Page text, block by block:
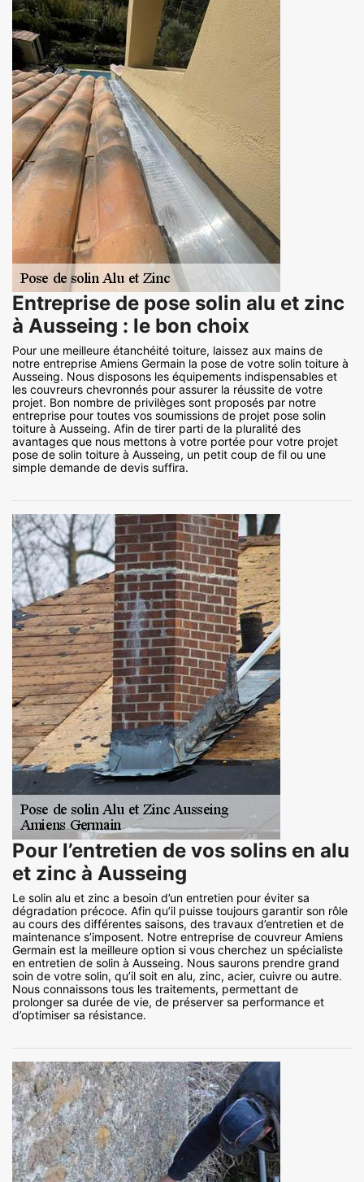
Entreprise de pose solin alu et zinc
à Ausseing : le bon choix
Pour une meilleure étanchéité toiture, laissez aux mains de
notre entreprise Amiens Germain la pose de votre solin toiture à
Ausseing. Nous disposons les équipements indispensables et
les couvreurs chevronnés pour assurer la réussite de votre
projet. Bon nombre de privilèges sont proposés par notre
entreprise pour toutes vos soumissions de projet pose solin
toiture à Ausseing. Afin de tirer parti de la pluralité des
avantages que nous mettons à votre portée pour votre projet
pose de solin toiture à Ausseing, un petit coup de fil ou une
simple demande de devis suffira.
Pour l’entretien de vos solins en alu
et zinc à Ausseing
Le solin alu et zinc a besoin d’un entretien pour éviter sa
dégradation précoce. Afin qu’il puisse toujours garantir son rôle
au cours des différentes saisons, des travaux d’entretien et de
maintenance s’imposent. Notre entreprise de couvreur Amiens
Germain est la meilleure option si vous cherchez un spécialiste
en entretien de solin à Ausseing. Nous saurons prendre grand
soin de votre solin, qu’il soit en alu, zinc, acier, cuivre ou autre.
Nous connaissons tous les traitements, permettant de
prolonger sa durée de vie, de préserver sa performance et
d’optimiser sa résistance.